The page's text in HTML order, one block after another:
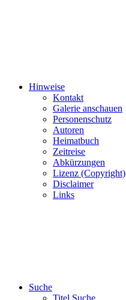
Hinweise
Kontakt
Galerie anschauen
Personenschutz
Autoren
Heimatbuch
Zeitreise
Abkürzungen
Lizenz (Copyright)
Disclaimer
Links
Suche
Titel Suche